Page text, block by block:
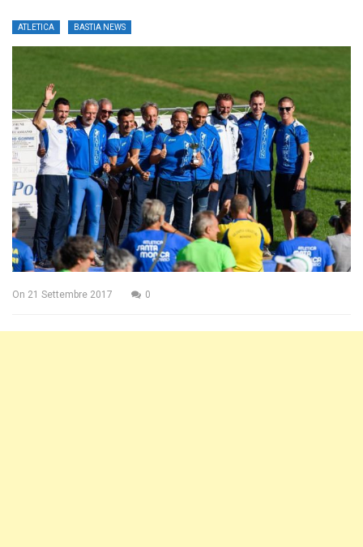
ATLETICA BASTIA NEWS
On 21 Settembre 2017 0